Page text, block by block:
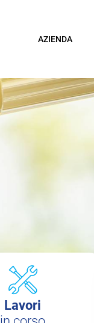
AZIENDA
Lavori